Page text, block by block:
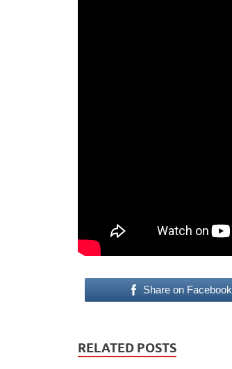
Share on Facebook
RELATED POSTS